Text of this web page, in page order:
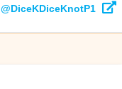
@DiceKDiceKnotP1